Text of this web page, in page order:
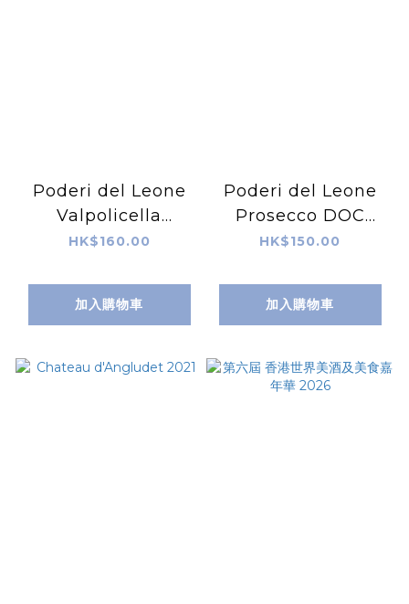
Poderi del Leone
Valpolicella
Ripasso DOC 2021
HK$160.00
加入購物車
Poderi del Leone
Prosecco DOC
Spumante Brut NV
HK$150.00
加入購物車